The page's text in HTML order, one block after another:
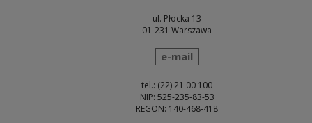
ul. Płocka 13
01-231 Warszawa
wyślij wiadomość
e-mail
tel.: (22) 21 00 100
NIP: 525-235-83-53
REGON: 140-468-418